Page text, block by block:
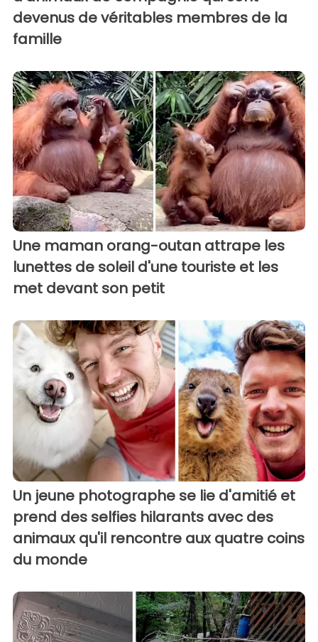
devenus de véritables membres de la
famille
Une maman orang-outan attrape les
lunettes de soleil d'une touriste et les
met devant son petit
Un jeune photographe se lie d'amitié et
prend des selfies hilarants avec des
animaux qu'il rencontre aux quatre coins
du monde